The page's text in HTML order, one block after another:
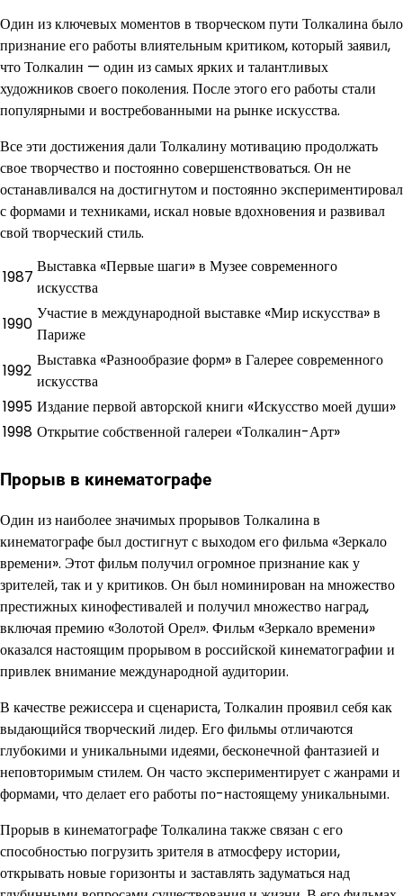
Один из ключевых моментов в творческом пути Толкалина было
признание его работы влиятельным критиком, который заявил,
что Толкалин — один из самых ярких и талантливых
художников своего поколения. После этого его работы стали
популярными и востребованными на рынке искусства.
Все эти достижения дали Толкалину мотивацию продолжать
свое творчество и постоянно совершенствоваться. Он не
останавливался на достигнутом и постоянно экспериментировал
с формами и техниками, искал новые вдохновения и развивал
свой творческий стиль.
1987
Выставка «Первые шаги» в Музее современного
искусства
1990
Участие в международной выставке «Мир искусства» в
Париже
1992
Выставка «Разнообразие форм» в Галерее современного
искусства
1995 Издание первой авторской книги «Искусство моей души»
1998 Открытие собственной галереи «Толкалин-Арт»
Прорыв в кинематографе
Один из наиболее значимых прорывов Толкалина в
кинематографе был достигнут с выходом его фильма «Зеркало
времени». Этот фильм получил огромное признание как у
зрителей, так и у критиков. Он был номинирован на множество
престижных кинофестивалей и получил множество наград,
включая премию «Золотой Орел». Фильм «Зеркало времени»
оказался настоящим прорывом в российской кинематографии и
привлек внимание международной аудитории.
В качестве режиссера и сценариста, Толкалин проявил себя как
выдающийся творческий лидер. Его фильмы отличаются
глубокими и уникальными идеями, бесконечной фантазией и
неповторимым стилем. Он часто экспериментирует с жанрами и
формами, что делает его работы по-настоящему уникальными.
Прорыв в кинематографе Толкалина также связан с его
способностью погрузить зрителя в атмосферу истории,
открывать новые горизонты и заставлять задуматься над